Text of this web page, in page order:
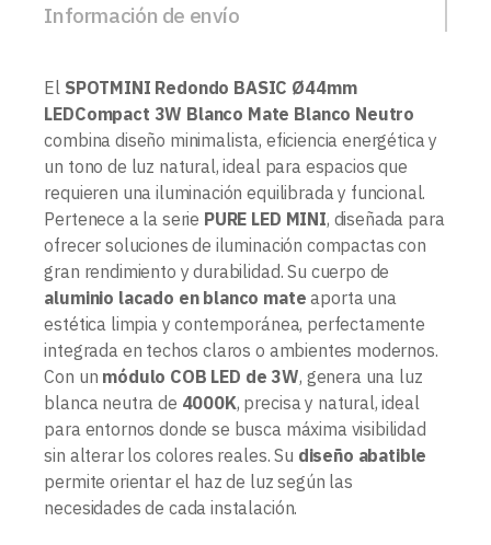
Información de envío
El SPOTMINI Redondo BASIC Ø44mm
LEDCompact 3W Blanco Mate Blanco Neutro
combina diseño minimalista, eficiencia energética y
un tono de luz natural, ideal para espacios que
requieren una iluminación equilibrada y funcional.
Pertenece a la serie PURE LED MINI, diseñada para
ofrecer soluciones de iluminación compactas con
gran rendimiento y durabilidad. Su cuerpo de
aluminio lacado en blanco mate aporta una
estética limpia y contemporánea, perfectamente
integrada en techos claros o ambientes modernos.
Con un módulo COB LED de 3W, genera una luz
blanca neutra de 4000K, precisa y natural, ideal
para entornos donde se busca máxima visibilidad
sin alterar los colores reales. Su diseño abatible
permite orientar el haz de luz según las
necesidades de cada instalación.